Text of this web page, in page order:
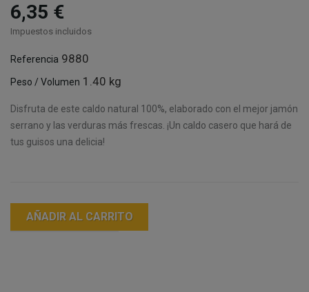
6,35 €
Impuestos incluidos
Referencia 9880
Peso / Volumen 1.40 kg
Disfruta de este caldo natural 100%, elaborado con el mejor jamón
serrano y las verduras más frescas. ¡Un caldo casero que hará de
tus guisos una delicia!
AÑADIR AL CARRITO